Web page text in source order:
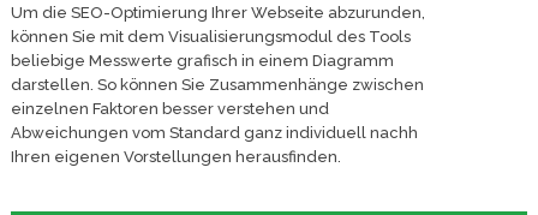
Um die SEO-Optimierung Ihrer Webseite abzurunden,
können Sie mit dem Visualisierungsmodul des Tools
beliebige Messwerte grafisch in einem Diagramm
darstellen. So können Sie Zusammenhänge zwischen
einzelnen Faktoren besser verstehen und
Abweichungen vom Standard ganz individuell nachh
Ihren eigenen Vorstellungen herausfinden.